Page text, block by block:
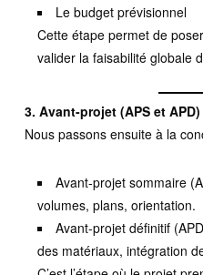
Le budget prévisionnel
Cette étape permet de
valider la faisabilité globale
3. Avant-projet (APS et APD)
Nous passons ensuite à la
Avant-projet sommaire
volumes, plans, orientation.
Avant-projet définitif
des matériaux, intégration